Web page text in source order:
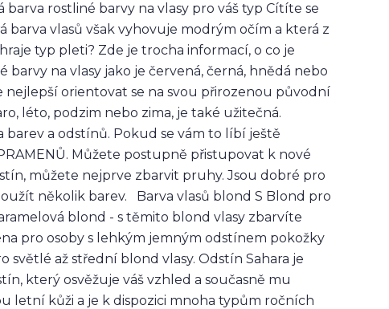
barva rostliné barvy na vlasy pro váš typ Cítíte se
barva vlasů však vyhovuje modrým očím a která z
typ pleti? Zde je trocha informací, o co je
na vlasy jako je červená, černá, hnědá nebo
orientovat se na svou přirozenou původní
léto, podzim nebo zima, je také užitečná.
a odstínů. Pokud se vám to líbí ještě
Můžete postupně přistupovat k nové
můžete nejprve zbarvit pruhy. Jsou dobré pro
několik barev. Barva vlasů blond S Blond pro
blond - s těmito blond vlasy zbarvíte
pro osoby s lehkým jemným odstínem pokožky
až střední blond vlasy. Odstín Sahara je
který osvěžuje váš vzhled a současně mu
letní kůži a je k dispozici mnoha typům ročních